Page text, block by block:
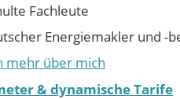
Fachleute
Energiemakler und -
mehr über mich
& dynamische Tarife